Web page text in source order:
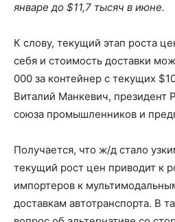
январе до $11,7 тысяч в июне.
К слову, текущий этап роста
себя и стоимость доставки
000 за контейнер с текущих
Виталий Манкевич, президент
союза промышленников и
Получается, что ж/д стало
текущий рост цен приводит к
импортеров к
доставкам автотранспорта. В